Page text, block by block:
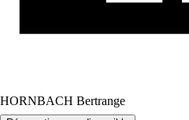
HORNBACH Bertrange